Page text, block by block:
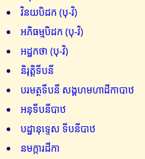
វិនយបិដក (បុ-វិ)
អភិធម្មបិដក (បុ-វិ)
អដ្ឋកថា (បុ-វិ)
និរុត្តិទីបនី
បរមត្ថទីបនី សង្គហមហាដីកាបាឋ
អនុទីបនីបាឋ
បដ្ឋានុទ្ទេស ទីបនីបាឋ
នមក្ការដីកា